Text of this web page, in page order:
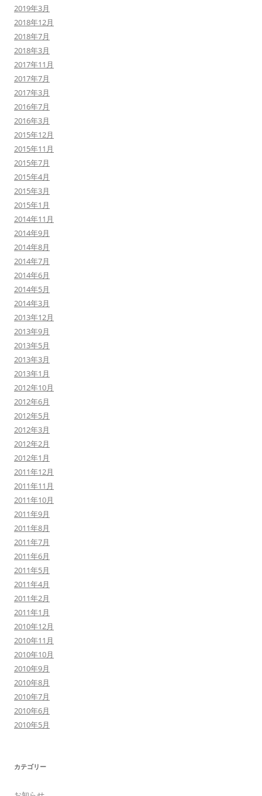
2019年3月
2018年12月
2018年7月
2018年3月
2017年11月
2017年7月
2017年3月
2016年7月
2016年3月
2015年12月
2015年11月
2015年7月
2015年4月
2015年3月
2015年1月
2014年11月
2014年9月
2014年8月
2014年7月
2014年6月
2014年5月
2014年3月
2013年12月
2013年9月
2013年5月
2013年3月
2013年1月
2012年10月
2012年6月
2012年5月
2012年3月
2012年2月
2012年1月
2011年12月
2011年11月
2011年10月
2011年9月
2011年8月
2011年7月
2011年6月
2011年5月
2011年4月
2011年2月
2011年1月
2010年12月
2010年11月
2010年10月
2010年9月
2010年8月
2010年7月
2010年6月
2010年5月
カテゴリー